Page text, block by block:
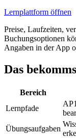
Lernplattform öffnen
Preise, Laufzeiten,
Buchungsoptionen
Angaben in der App
Das
Bereich
Lernpfade
Übungsaufgaben